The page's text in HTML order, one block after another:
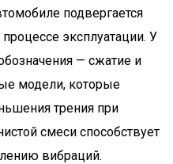
подвергается
эксплуатации. У
— сжатие и
модели, которые
трения при
смеси способствует
вибраций.